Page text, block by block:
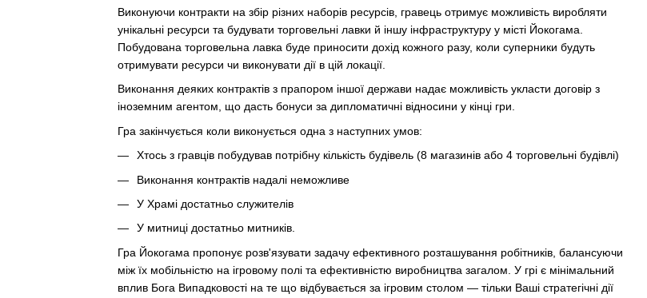
Виконуючи контракти на збір різних наборів ресурсів, гравець отримує можливість виробляти
унікальні ресурси та будувати торговельні лавки й іншу інфраструктуру у місті Йокогама.
Побудована торговельна лавка буде приносити дохід кожного разу, коли суперники будуть
отримувати ресурси чи виконувати дії в цій локації.
Виконання деяких контрактів з прапором іншої держави надає можливість укласти договір з
іноземним агентом, що дасть бонуси за дипломатичні відносини у кінці гри.
Гра закінчується коли виконується одна з наступних умов:
Хтось з гравців побудував потрібну кількість будівель (8 магазинів або 4 торговельні будівлі)
Виконання контрактів надалі неможливе
У Храмі достатньо служителів
У митниці достатньо митників.
Гра Йокогама пропонує розв'язувати задачу ефективного розташування робітників, балансуючи
між їх мобільністю на ігровому полі та ефективністю виробництва загалом. У грі є мінімальний
вплив Бога Випадковості на те що відбувається за ігровим столом — тільки Ваші стратегічні дії